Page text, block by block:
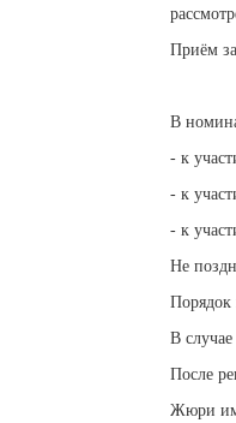
Приём
В
- к
- к
- к
Не
Порядок
В
После
Жюри